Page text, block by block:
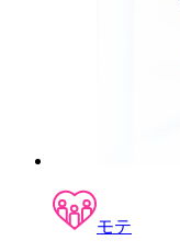
モテ